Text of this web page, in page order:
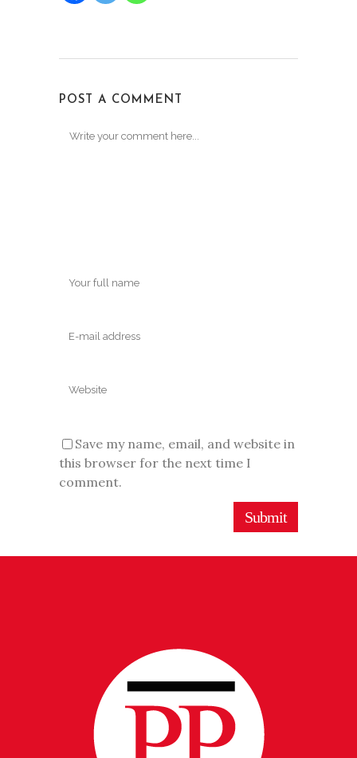
POST A COMMENT
Save my name, email, and website in
this browser for the next time I
comment.